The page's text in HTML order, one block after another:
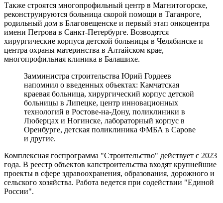
Также строятся многопрофильный центр в Магнитогорске,
реконструируются больница скорой помощи в Таганроге,
родильный дом в Благовещенске и первый этап онкоцентра
имени Петрова в Санкт-Петербурге. Возводятся
хирургические корпуса детской больницы в Челябинске и
центра охраны материнства в Алтайском крае,
многопрофильная клиника в Балашихе.
Замминистра строительства Юрий Гордеев
напомнил о введенных объектах: Камчатская
краевая больница, хирургический корпус детской
больницы в Липецке, центр инновационных
технологий в Ростове-на-Дону, поликлиники в
Люберцах и Ногинске, лабораторный корпус в
Оренбурге, детская поликлиника ФМБА в Сарове
и другие.
Комплексная госпрограмма "Строительство" действует с 2023
года. В реестр объектов капстроительства входят крупнейшие
проекты в сфере здравоохранения, образования, дорожного и
сельского хозяйства. Работа ведется при содействии "Единой
России".